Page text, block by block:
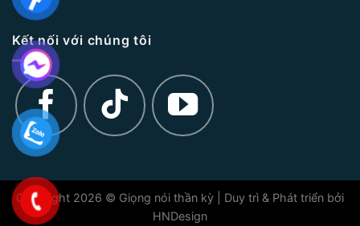
Kết nối với chúng tôi
Copyright 2026 © Giọng nói thần kỳ | Duy trì & Phát triển bởi
HNDesign